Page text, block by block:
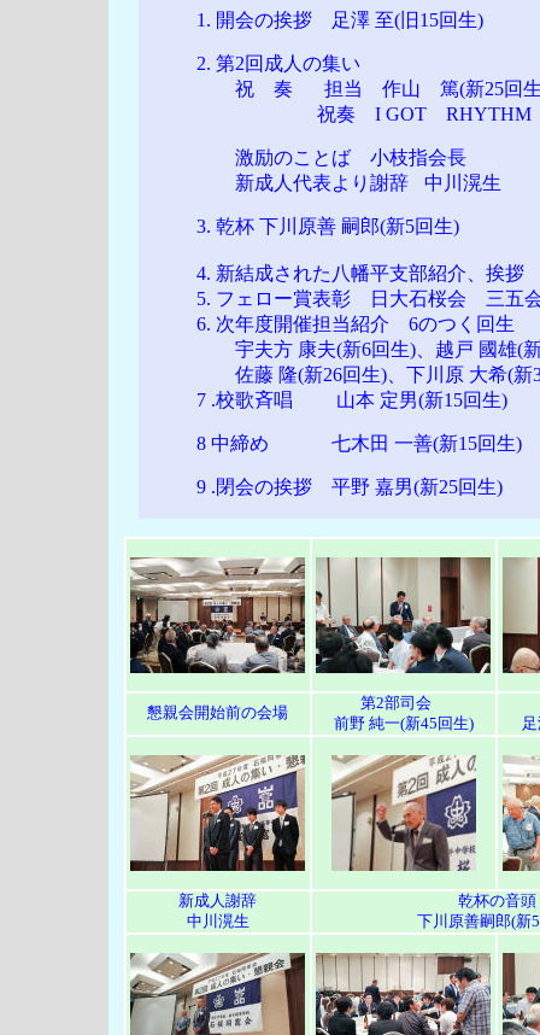
1. 開会の挨拶 足澤 至(旧15回生)
2. 第2回成人の集い
祝 奏
担当 作山 篤(新25回
祝奏 I GOT RHYTHM
激励のことば 小枝指会長
新成人代表より謝辞
中川滉生
3. 乾杯 下川原善 嗣郎(新5回生)
4. 新結成された八幡平支部紹介、挨拶
5. フェロー賞表彰 日大石桜会 三五
6. 次年度開催担当紹介 6のつく回生
宇夫方 康夫(新6回生)、越戸 國雄(新16
佐藤 隆(新26回生)、下川原 大希(新
7 .校歌斉唱 山本 定男(新15回生)
8 中締め 七木田 一善(新15回生)
9 .閉会の挨拶 平野 嘉男(新25回生)
懇親会開始前の会場
第2部司会
前野 純一(新45回生)
新成人謝辞
中川滉生
乾杯の音頭
下川原善嗣郎(新